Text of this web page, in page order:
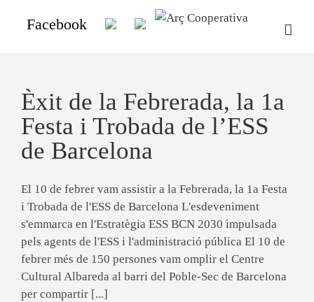
Facebook
Èxit de la Febrerada, la 1a
Festa i Trobada de l’ESS
de Barcelona
El 10 de febrer vam assistir a la Febrerada, la 1a Festa
i Trobada de l'ESS de Barcelona L'esdeveniment
s'emmarca en l'Estratègia ESS BCN 2030 impulsada
pels agents de l'ESS i l'administració pública El 10 de
febrer més de 150 persones vam omplir el Centre
Cultural Albareda al barri del Poble-Sec de Barcelona
per compartir [...]